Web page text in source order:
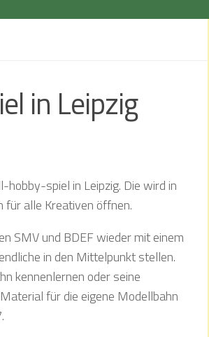
in Leipzig
hobby-spiel in Leipzig. Die wird in
für alle Kreativen öffnen.
SMV und BDEF wieder mit einem
in den Mittelpunkt stellen.
kennenlernen oder seine
für die eigene Modellbahn